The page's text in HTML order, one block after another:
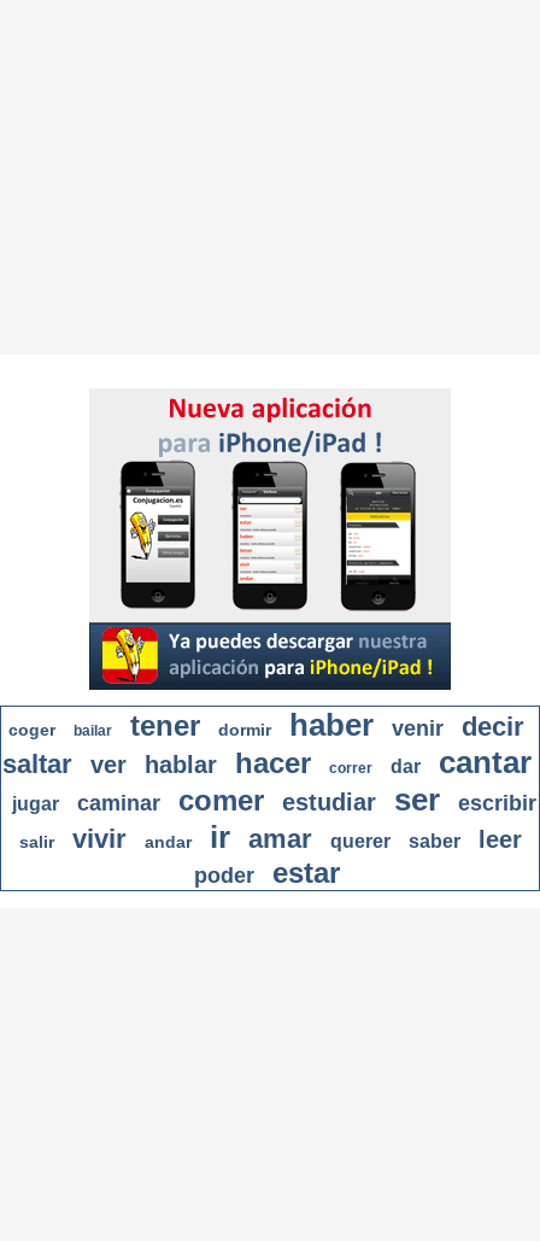
coger bailar tener dormir haber venir
decir
saltar
ver hablar hacer correr dar cantar
jugar caminar comer estudiar ser escribir
salir vivir andar ir amar querer saber leer
poder estar